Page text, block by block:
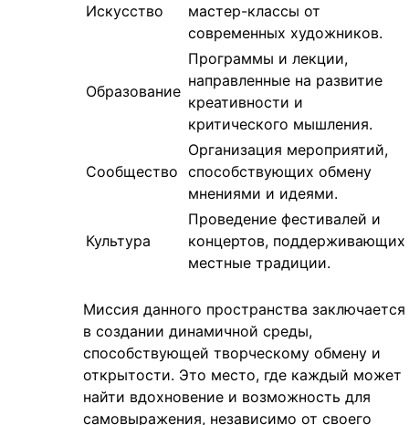
Искусство
мастер-классы от
современных художников.
Образование
Программы и лекции,
направленные на развитие
креативности и
критического мышления.
Сообщество
Организация мероприятий,
способствующих обмену
мнениями и идеями.
Культура
Проведение фестивалей и
концертов, поддерживающих
местные традиции.
Миссия данного пространства заключается
в создании динамичной среды,
способствующей творческому обмену и
открытости. Это место, где каждый может
найти вдохновение и возможность для
самовыражения, независимо от своего